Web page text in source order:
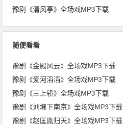
豫剧《清风亭》全场戏MP3下载
随便看看
豫剧《金殿风云》全场戏MP3下载
豫剧《爱河滔滔》全场戏MP3下载
豫剧《三上轿》全场戏MP3下载
豫剧《刘墉下南京》全场戏MP3下载
豫剧《赵匡胤归天》全场戏MP3下载